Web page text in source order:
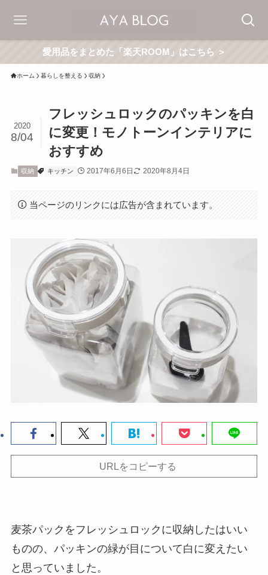
愛用品をまとめた「楽天ROOM」はこちら ＞
ホーム 暮らしを整える 収納
フレッシュロックのパッキンを白
に変更！モノトーンインテリアに
おすすめ
2020
8/04
収納 キッチン 2017年6月6日 2020年8月4日
当ページのリンクには広告が含まれています。
URLをコピーする
麦茶パックをフレッシュロックに収納したはいい
ものの、パッキンの緑が目について白に変えたい
と思っていました。